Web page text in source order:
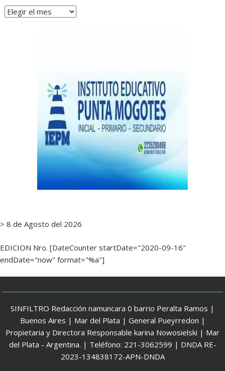
Archivos
> 8 de Agosto del 2026
EDICION Nro. [DateCounter startDate="2020-09-16"
endDate="now" format="%a"]
SINFILTRO Redacción namuncara 0 barrio Peralta Ramos |
Buenos Aires | Mar del Plata | General Pueyrredon |
Propietaria y Directora Responsable karina Nowosielski | Mar
del Plata - Argentina. | Teléfono: 221-3062599 | DNDA RE-
2023-134838172-APN-DNDA